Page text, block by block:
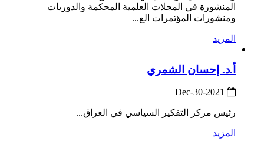
المنشورة في المجلات العلمية المحكمة والدوريات
ومنشورات المؤتمرات الع...
المزيد
أ.د. إحسان الشمري
رئيس مركز التفكير السياسي في العراق...
المزيد